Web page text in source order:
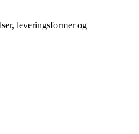
leveringsformer og